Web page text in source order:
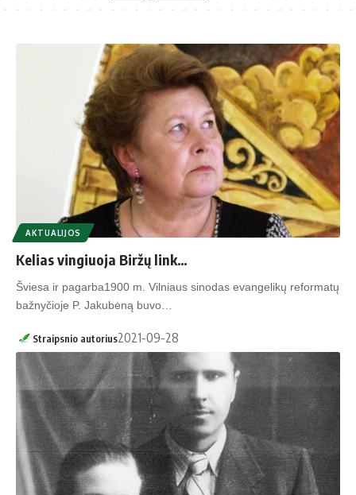
AKTUALIJOS
Kelias vingiuoja Biržų link…
Šviesa ir pagarba1900 m. Vilniaus sinodas evangelikų reformatų
bažnyčioje P. Jakubėną buvo…
Straipsnio autorius2021-09-28